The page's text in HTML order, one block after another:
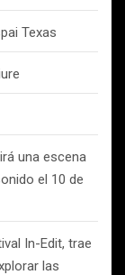
Texas
una escena
el 10 de
In-Edit, trae
las